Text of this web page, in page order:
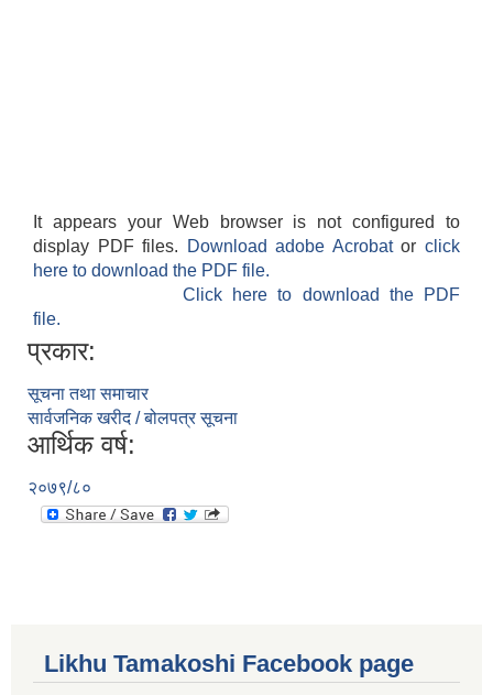
It appears your Web browser is not configured to
display PDF files.
Download adobe Acrobatorclick
here to download the PDF file.
Click here to download the PDF
file.
प्रकार:
सूचना तथा समाचार
सार्वजनिक खरीद / बोलपत्र सूचना
आर्थिक वर्ष:
२०७९/८०
Likhu Tamakoshi Facebook page